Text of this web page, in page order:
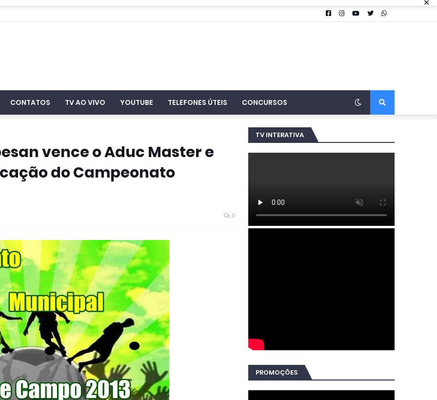
CONTATOS TV AO VIVO YOUTUBE TELEFONES ÚTEIS CONCURSOS
vence o Aduc Master e
do Campeonato
0
TV INTERATIVA
PROMOÇÕES